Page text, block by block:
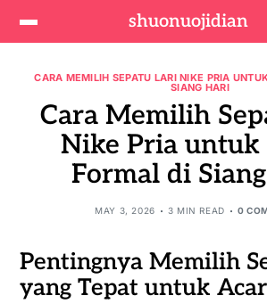
shuonuojidian
CARA MEMILIH SEPATU LARI NIKE PRIA
SIANG HARI
Cara Memilih
Nike Pria untuk
Formal di
MAY 3, 2026 3 MIN READ 0
Pentingnya Memilih
yang Tepat untuk